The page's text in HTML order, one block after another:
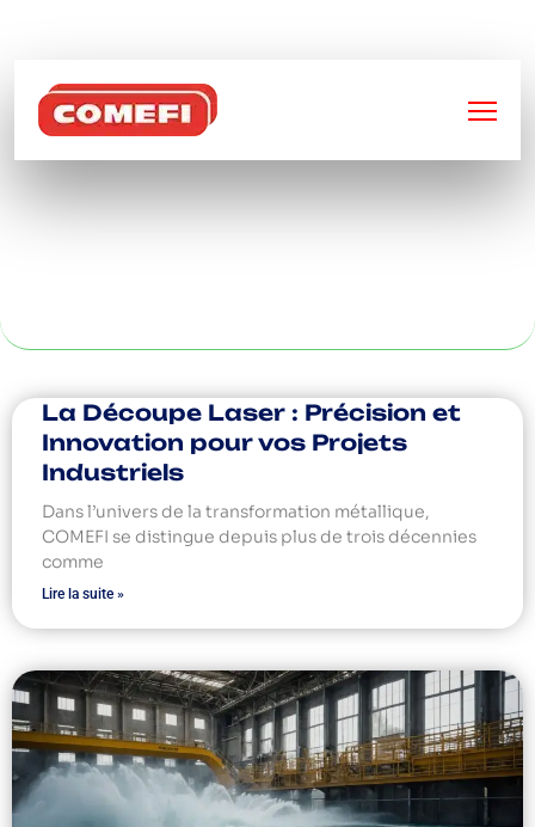
BAC À BEC POUR
La Découpe Laser : Précision et
Innovation pour vos Projets
Industriels
Dans l’univers de la transformation métallique,
COMEFI se distingue depuis plus de trois décennies
comme
Lire la suite »